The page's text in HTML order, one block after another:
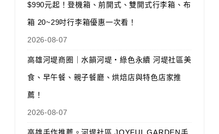
$990元起！登機箱、前開式、雙開式行李箱、布
箱 20~29吋行李箱優惠一次看！
2026-08-07
高雄河堤商圈｜水韻河堤‧綠色永續 河堤社區美
食、早午餐、親子餐廳、烘焙店與特色店家推
薦！
2026-08-07